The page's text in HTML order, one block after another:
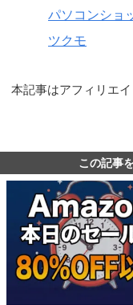
パソコンショ
ツクモ
本記事はアフィリエ
この記事